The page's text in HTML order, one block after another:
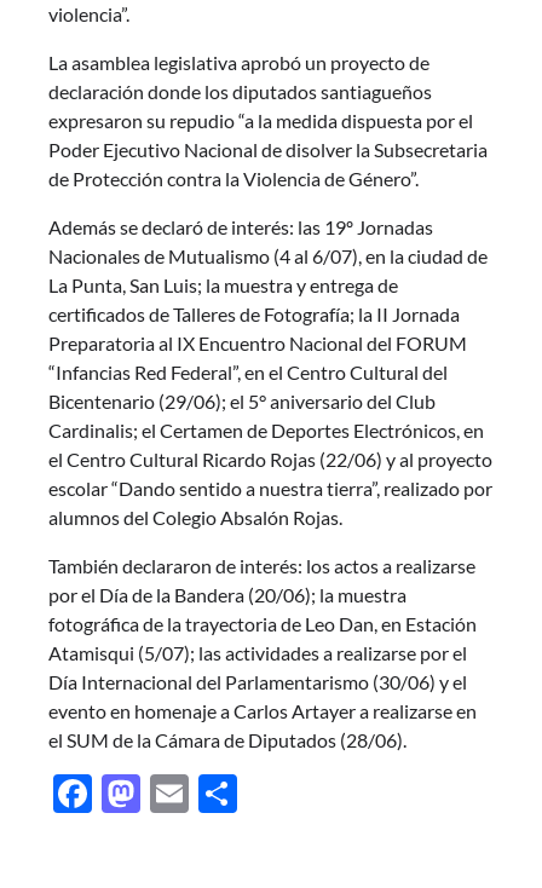
violencia”.
La asamblea legislativa aprobó un proyecto de
declaración donde los diputados santiagueños
expresaron su repudio “a la medida dispuesta por el
Poder Ejecutivo Nacional de disolver la Subsecretaria
de Protección contra la Violencia de Género”.
Además se declaró de interés: las 19º Jornadas
Nacionales de Mutualismo (4 al 6/07), en la ciudad de
La Punta, San Luis; la muestra y entrega de
certificados de Talleres de Fotografía; la II Jornada
Preparatoria al IX Encuentro Nacional del FORUM
“Infancias Red Federal”, en el Centro Cultural del
Bicentenario (29/06); el 5° aniversario del Club
Cardinalis; el Certamen de Deportes Electrónicos, en
el Centro Cultural Ricardo Rojas (22/06) y al proyecto
escolar “Dando sentido a nuestra tierra”, realizado por
alumnos del Colegio Absalón Rojas.
También declararon de interés: los actos a realizarse
por el Día de la Bandera (20/06); la muestra
fotográfica de la trayectoria de Leo Dan, en Estación
Atamisqui (5/07); las actividades a realizarse por el
Día Internacional del Parlamentarismo (30/06) y el
evento en homenaje a Carlos Artayer a realizarse en
el SUM de la Cámara de Diputados (28/06).
Facebook
Mastodon
Email